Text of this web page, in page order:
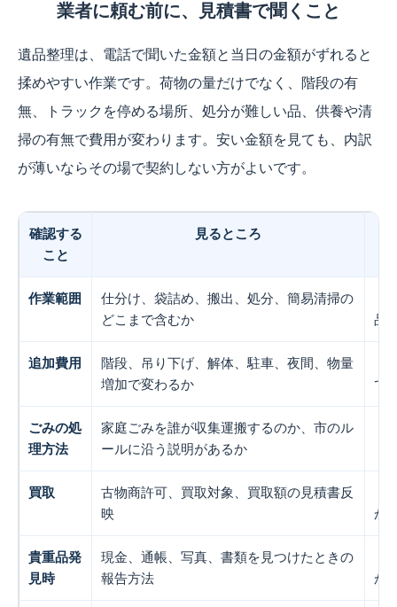
業者に頼む前に、見積書で聞くこと
遺品整理は、電話で聞いた金額と当日の金額がずれると
揉めやすい作業です。荷物の量だけでなく、階段の有
無、トラックを停める場所、処分が難しい品、供養や清
掃の有無で費用が変わります。安い金額を見ても、内訳
が薄いならその場で契約しない方がよいです。
確認する
こと
見るところ
作業範囲
仕分け、袋詰め、搬出、処分、簡易清掃の
どこまで含むか
品
追加費用
階段、吊り下げ、解体、駐車、夜間、物量
増加で変わるか
て
ごみの処
理方法
家庭ごみを誰が収集運搬するのか、市のル
ールに沿う説明があるか
買取
古物商許可、買取対象、買取額の見積書反
映
か
貴重品発
見時
現金、通帳、写真、書類を見つけたときの
報告方法
か